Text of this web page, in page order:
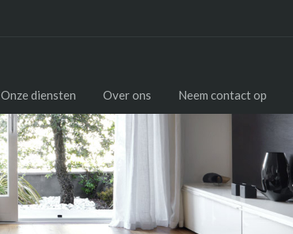
Onze diensten Over ons Neem contact op